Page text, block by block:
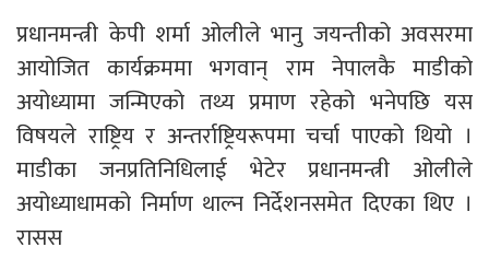
प्रधानमन्त्री केपी शर्मा ओलीले भानु जयन्तीको अवसरमा
आयोजित कार्यक्रममा भगवान् राम नेपालकै माडीको
अयोध्यामा जन्मिएको तथ्य प्रमाण रहेको भनेपछि यस
विषयले राष्ट्रिय र अन्तर्राष्ट्रियरूपमा चर्चा पाएको थियो ।
माडीका जनप्रतिनिधिलाई भेटेर प्रधानमन्त्री ओलीले
अयोध्याधामको निर्माण थाल्न निर्देशनसमेत दिएका थिए ।
रासस